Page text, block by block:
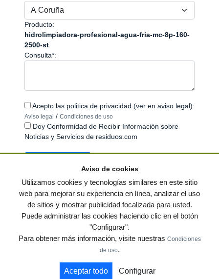
Producto:
hidrolimpiadora-profesional-agua-fria-mc-8p-160-
2500-st
Consulta*:
Acepto las politica de privacidad (ver en aviso legal):
Aviso legal / Condiciones de uso
Doy Conformidad de Recibir Información sobre
Noticias y Servicios de residuos.com
© residuos.com - Todos los derechos reservados Política de privacidad
Condiciones de uso|Contacto|Editores| Mapa web|Preguntas frecuentes
Publica tus anuncios gratis!
Muebles de terraza y jardin Notas de prensa
Aviso de cookies
Utilizamos cookies y tecnologías similares en este sitio
web para mejorar su experiencia en línea, analizar el uso
de sitios y mostrar publicidad focalizada para usted.
Puede administrar las cookies haciendo clic en el botón
"Configurar".
Para obtener más información, visite nuestras Condiciones
de uso.
Aceptar todo Configurar